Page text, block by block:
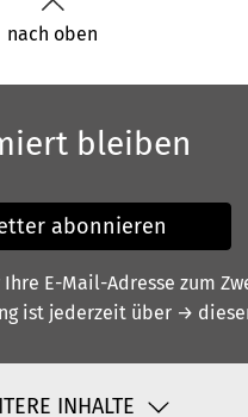
nach oben
bleiben
abonnieren
E-Mail-Adresse zum
ist jederzeit über →
INHALTE